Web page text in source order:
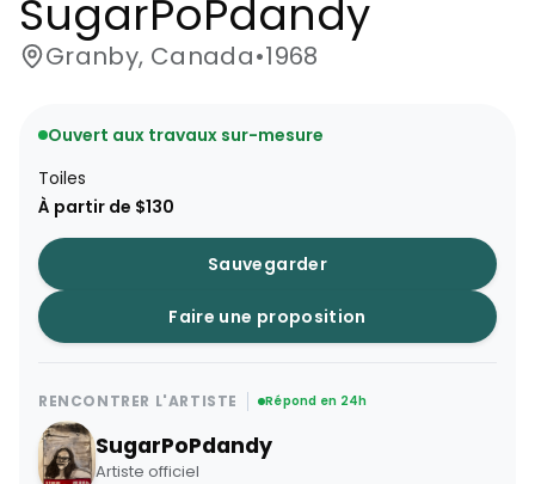
SugarPoPdandy
Granby, Canada•1968
Ouvert aux travaux sur-mesure
Toiles
À partir de $130
Sauvegarder
Faire une proposition
RENCONTRER L'ARTISTE Répond en 24h
SugarPoPdandy
Artiste officiel